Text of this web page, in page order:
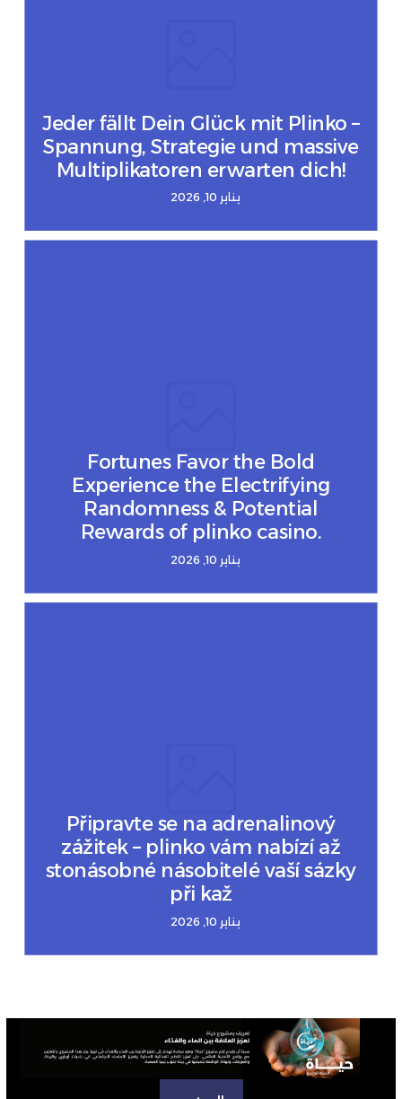
Jeder fällt Dein Glück mit Plinko –
Spannung, Strategie und massive
Multiplikatoren erwarten dich!
يناير 10, 2026
Fortunes Favor the Bold
Experience the Electrifying
Randomness & Potential
Rewards of plinko casino.
يناير 10, 2026
Připravte se na adrenalinový
zážitek – plinko vám nabízí až
stonásobné násobitelé vaší sázky
při kaž
يناير 10, 2026